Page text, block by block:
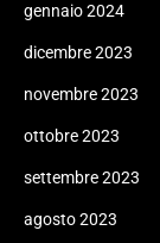
gennaio 2024
dicembre 2023
novembre 2023
ottobre 2023
settembre 2023
agosto 2023